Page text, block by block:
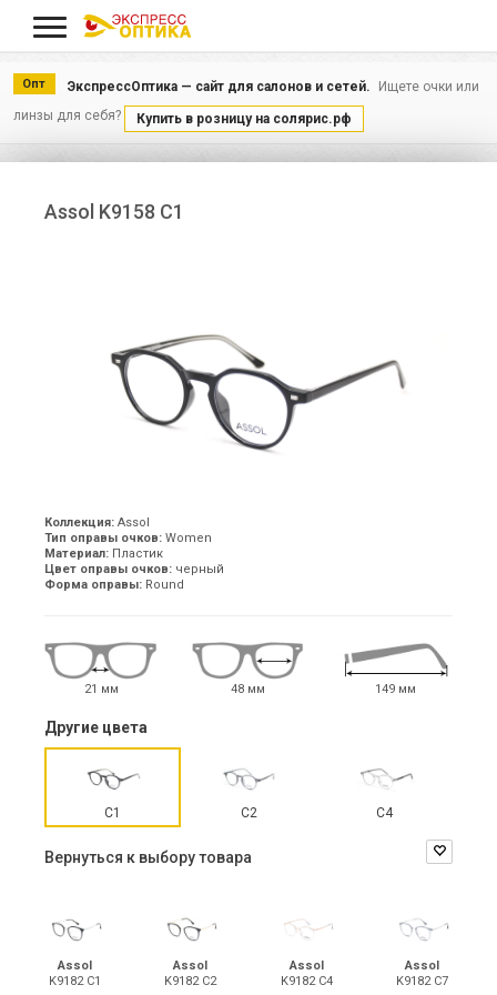
Опт ЭкспрессОптика — сайт для салонов и сетей.
Ищете очки или
линзы для себя?
Купить в розницу на солярис.рф
Assol K9158 C1
Коллекция: Assol
Тип оправы очков: Women
Материал: Пластик
Цвет оправы очков: черный
Форма оправы: Round
21 мм 48 мм 149 мм
Другие цвета
C1 C2 C4
Вернуться к выбору товара
Assol
K9182 С1
Assol
K9182 С2
Assol
K9182 С4
Assol
K9182 С7